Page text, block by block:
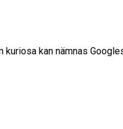
kan nämnas